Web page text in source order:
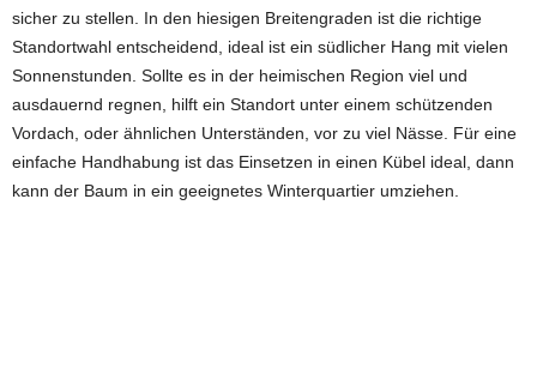
sicher zu stellen. In den hiesigen Breitengraden ist die richtige
Standortwahl entscheidend, ideal ist ein südlicher Hang mit vielen
Sonnenstunden. Sollte es in der heimischen Region viel und
ausdauernd regnen, hilft ein Standort unter einem schützenden
Vordach, oder ähnlichen Unterständen, vor zu viel Nässe. Für eine
einfache Handhabung ist das Einsetzen in einen Kübel ideal, dann
kann der Baum in ein geeignetes Winterquartier umziehen.